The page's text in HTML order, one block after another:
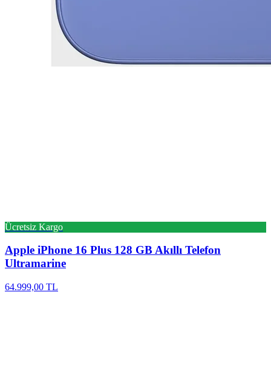
Ücretsiz Kargo
Apple iPhone 16 Plus 128 GB Akıllı Telefon
Ultramarine
64.999,00 TL